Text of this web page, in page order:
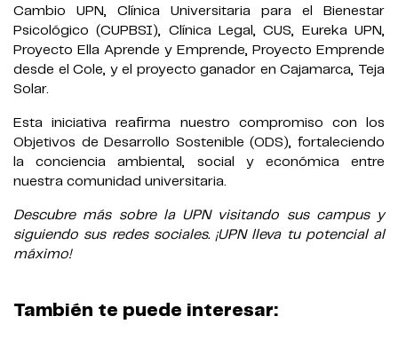
Cambio UPN, Clínica Universitaria para el Bienestar
Psicológico (CUPBSI), Clínica Legal, CUS, Eureka UPN,
Proyecto Ella Aprende y Emprende, Proyecto Emprende
desde el Cole, y el proyecto ganador en Cajamarca, Teja
Solar.
Esta iniciativa reafirma nuestro compromiso con los
Objetivos de Desarrollo Sostenible (ODS), fortaleciendo
la conciencia ambiental, social y económica entre
nuestra comunidad universitaria.
Descubre más sobre la UPN visitando sus campus y
siguiendo sus redes sociales. ¡UPN lleva tu potencial al
máximo!
También te puede interesar: